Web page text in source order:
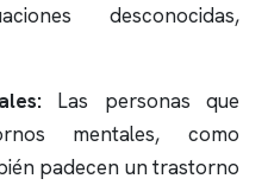
desconocidas,
Las personas que
mentales, como
padecen un trastorno